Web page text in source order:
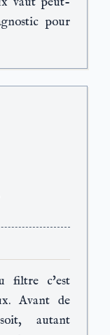
pour
filtre c'est
Avant de
autant